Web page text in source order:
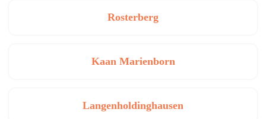
Rosterberg
Kaan Marienborn
Langenholdinghausen